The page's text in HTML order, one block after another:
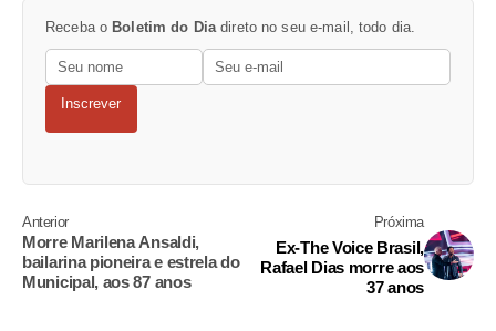
Receba o Boletim do Dia direto no seu e-mail, todo dia.
Inscrever
Anterior
Morre Marilena Ansaldi,
bailarina pioneira e estrela do
Municipal, aos 87 anos
Próxima
Ex-The Voice Brasil,
Rafael Dias morre aos
37 anos